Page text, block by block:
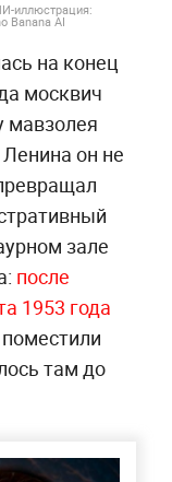
иллюстрация:
Banana AI
на конец
москвич
мавзолея
он не
зале
после
1953 года
там до